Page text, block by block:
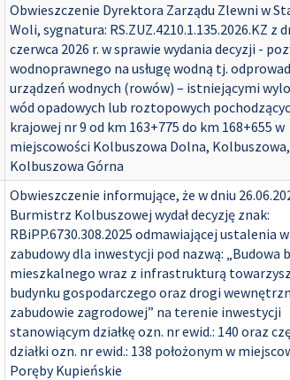
Obwieszczenie Dyrektora Zarządu Zlewni w
Woli, sygnatura: RS.ZUZ.4210.1.135.2026.KZ z
czerwca 2026 r. w sprawie wydania decyzji -
wodnoprawnego na usługę wodną tj.
urządzeń wodnych (rowów) – istniejącymi
wód opadowych lub roztopowych
krajowej nr 9 od km 163+775 do km 168+655 w
miejscowości Kolbuszowa Dolna, Kolbuszowa,
Kolbuszowa Górna
Obwieszczenie informujące, że w dniu
Burmistrz Kolbuszowej wydał decyzję znak:
RBiPP.6730.308.2025 odmawiającej ustalenia
zabudowy dla inwestycji pod nazwą: „Budowa
mieszkalnego wraz z infrastrukturą
budynku gospodarczego oraz drogi
zabudowie zagrodowej” na terenie inwestycji
stanowiącym działkę ozn. nr ewid.: 140 oraz
działki ozn. nr ewid.: 138 położonym w
Poręby Kupieńskie